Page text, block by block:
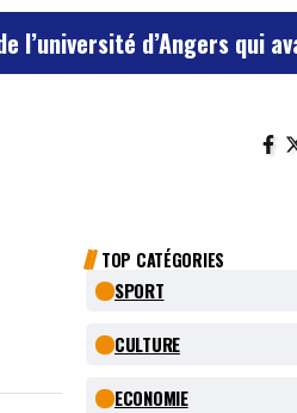
d’Angers qui avait traité ses
TOP CATÉGORIES
SPORT
CULTURE
ECONOMIE